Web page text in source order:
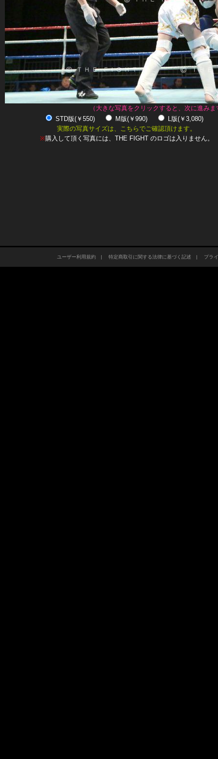
（大きな写真をクリックすると、次に進みま
STD版(￥550)
M版(￥990)
L版(￥3,080)
実際の写真サイズは、こちらでご確認頂けます。
※購入して頂く写真には、THE FIGHT のロゴは入りません。
ユーザー利用規約| 特定商取引に関する法律に基づく記述 | プラ